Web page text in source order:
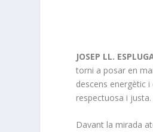
JOSEP LL.
torni a posar en
descens energètic
respectuosa i justa.
Davant la mirada